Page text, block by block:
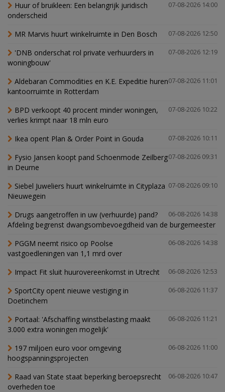
07-08-2026 14:00
Huur of bruikleen: Een belangrijk juridisch
onderscheid
07-08-2026 12:50
MR Marvis huurt winkelruimte in Den Bosch
07-08-2026 12:19
'DNB onderschat rol private verhuurders in
woningbouw'
07-08-2026 11:01
Aldebaran Commodities en K.E. Expeditie huren
kantoorruimte in Rotterdam
07-08-2026 10:22
BPD verkoopt 40 procent minder woningen,
verlies krimpt naar 18 mln euro
07-08-2026 10:11
Ikea opent Plan & Order Point in Gouda
07-08-2026 09:31
Fysio Jansen koopt pand Schoenmode Zeilberg
in Deurne
07-08-2026 09:10
Siebel Juweliers huurt winkelruimte in Cityplaza
Nieuwegein
06-08-2026 14:38
Drugs aangetroffen in uw (verhuurde) pand?
Afdeling begrenst dwangsombevoegdheid van de burgemeester
06-08-2026 14:38
PGGM neemt risico op Poolse
vastgoedleningen van 1,1 mrd over
06-08-2026 12:53
Impact Fit sluit huurovereenkomst in Utrecht
06-08-2026 11:37
SportCity opent nieuwe vestiging in
Doetinchem
06-08-2026 11:21
Portaal: 'Afschaffing winstbelasting maakt
3.000 extra woningen mogelijk'
06-08-2026 11:00
197 miljoen euro voor omgeving
hoogspanningsprojecten
06-08-2026 10:47
Raad van State staat beperking beroepsrecht
overheden toe